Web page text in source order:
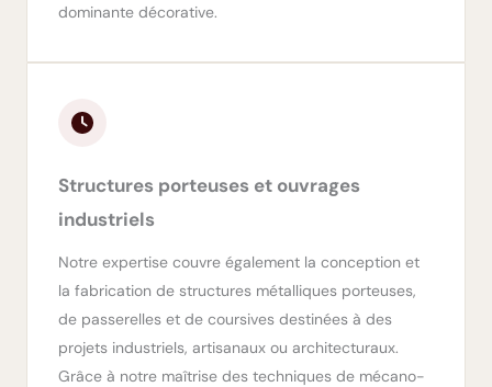
dominante décorative.
Structures porteuses et ouvrages
industriels
Notre expertise couvre également la conception et
la fabrication de structures métalliques porteuses,
de passerelles et de coursives destinées à des
projets industriels, artisanaux ou architecturaux.
Grâce à notre maîtrise des techniques de mécano-